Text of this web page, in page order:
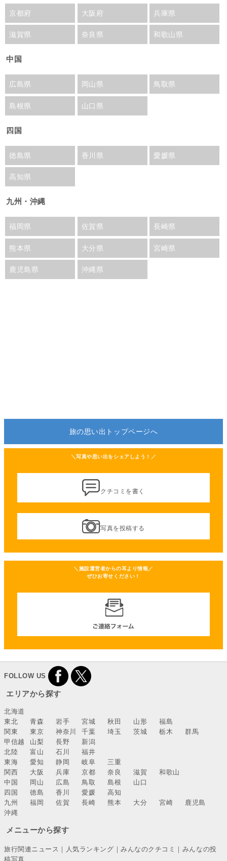
京都府 大阪府 兵庫県
滋賀県 奈良県 和歌山県
中国
広島県 岡山県 鳥取県
島根県 山口県
四国
徳島県 香川県 愛媛県
高知県
九州・沖縄
福岡県 佐賀県 長崎県
熊本県 大分県 宮崎県
鹿児島県 沖縄県
旅の思い出トップページへ
＼写真や思い出をシェアしよう！／
クチコミを書く
写真を投稿する
＼施設運営者からの耳より情報／
ぜひお寄せください！
FOLLOW US
エリアから探す
北海道
東北
青森 岩手 宮城 秋田 山形
福島
関東
東京 神奈川 千葉 埼玉 茨城 栃木
群馬
甲信越
山梨 長野
新潟
北陸
富山 石川
福井
東海
愛知 静岡 岐阜
三重
関西
大阪 兵庫 京都 奈良 滋賀
和歌山
中国
岡山 広島 鳥取 島根
山口
四国
徳島 香川 愛媛
高知
九州
福岡 佐賀 長崎 熊本 大分 宮崎
鹿児島
沖縄
メニューから探す
旅行関連ニュース ｜ 人気ランキング ｜みんなのクチコミ ｜ みんなの投
稿写真